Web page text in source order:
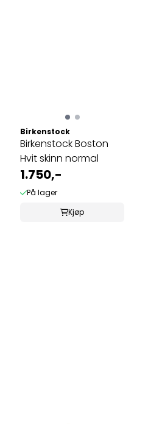
Birkenstock
Birkenstock Boston
Hvit skinn normal
1.750,-
På lager
Kjøp